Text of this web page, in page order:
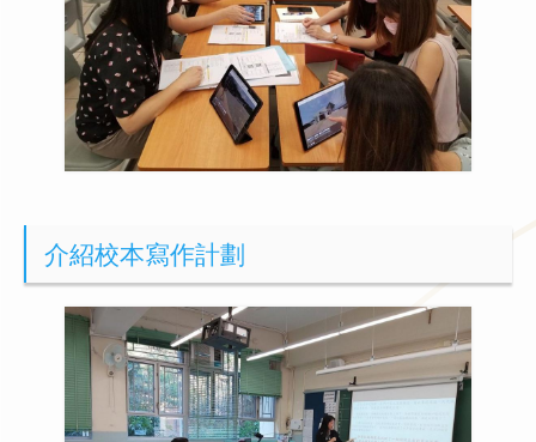
介紹校本寫作計劃